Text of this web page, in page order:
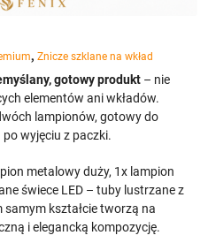
, Znicze szklane na wkład
gotowy produkt – nie
elementów ani wkładów.
lampionów, gotowy do
wyjęciu z paczki.
metalowy duży, 1x lampion
świece LED – tuby lustrzane z
kształcie tworzą na
i elegancką kompozycję.